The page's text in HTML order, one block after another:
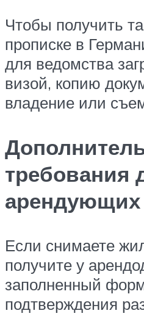
Чтобы получить
прописке в
для ведомства
визой, копию
владение или
требования
арендующих
Если снимаете
получите у
заполненный
подтверждения